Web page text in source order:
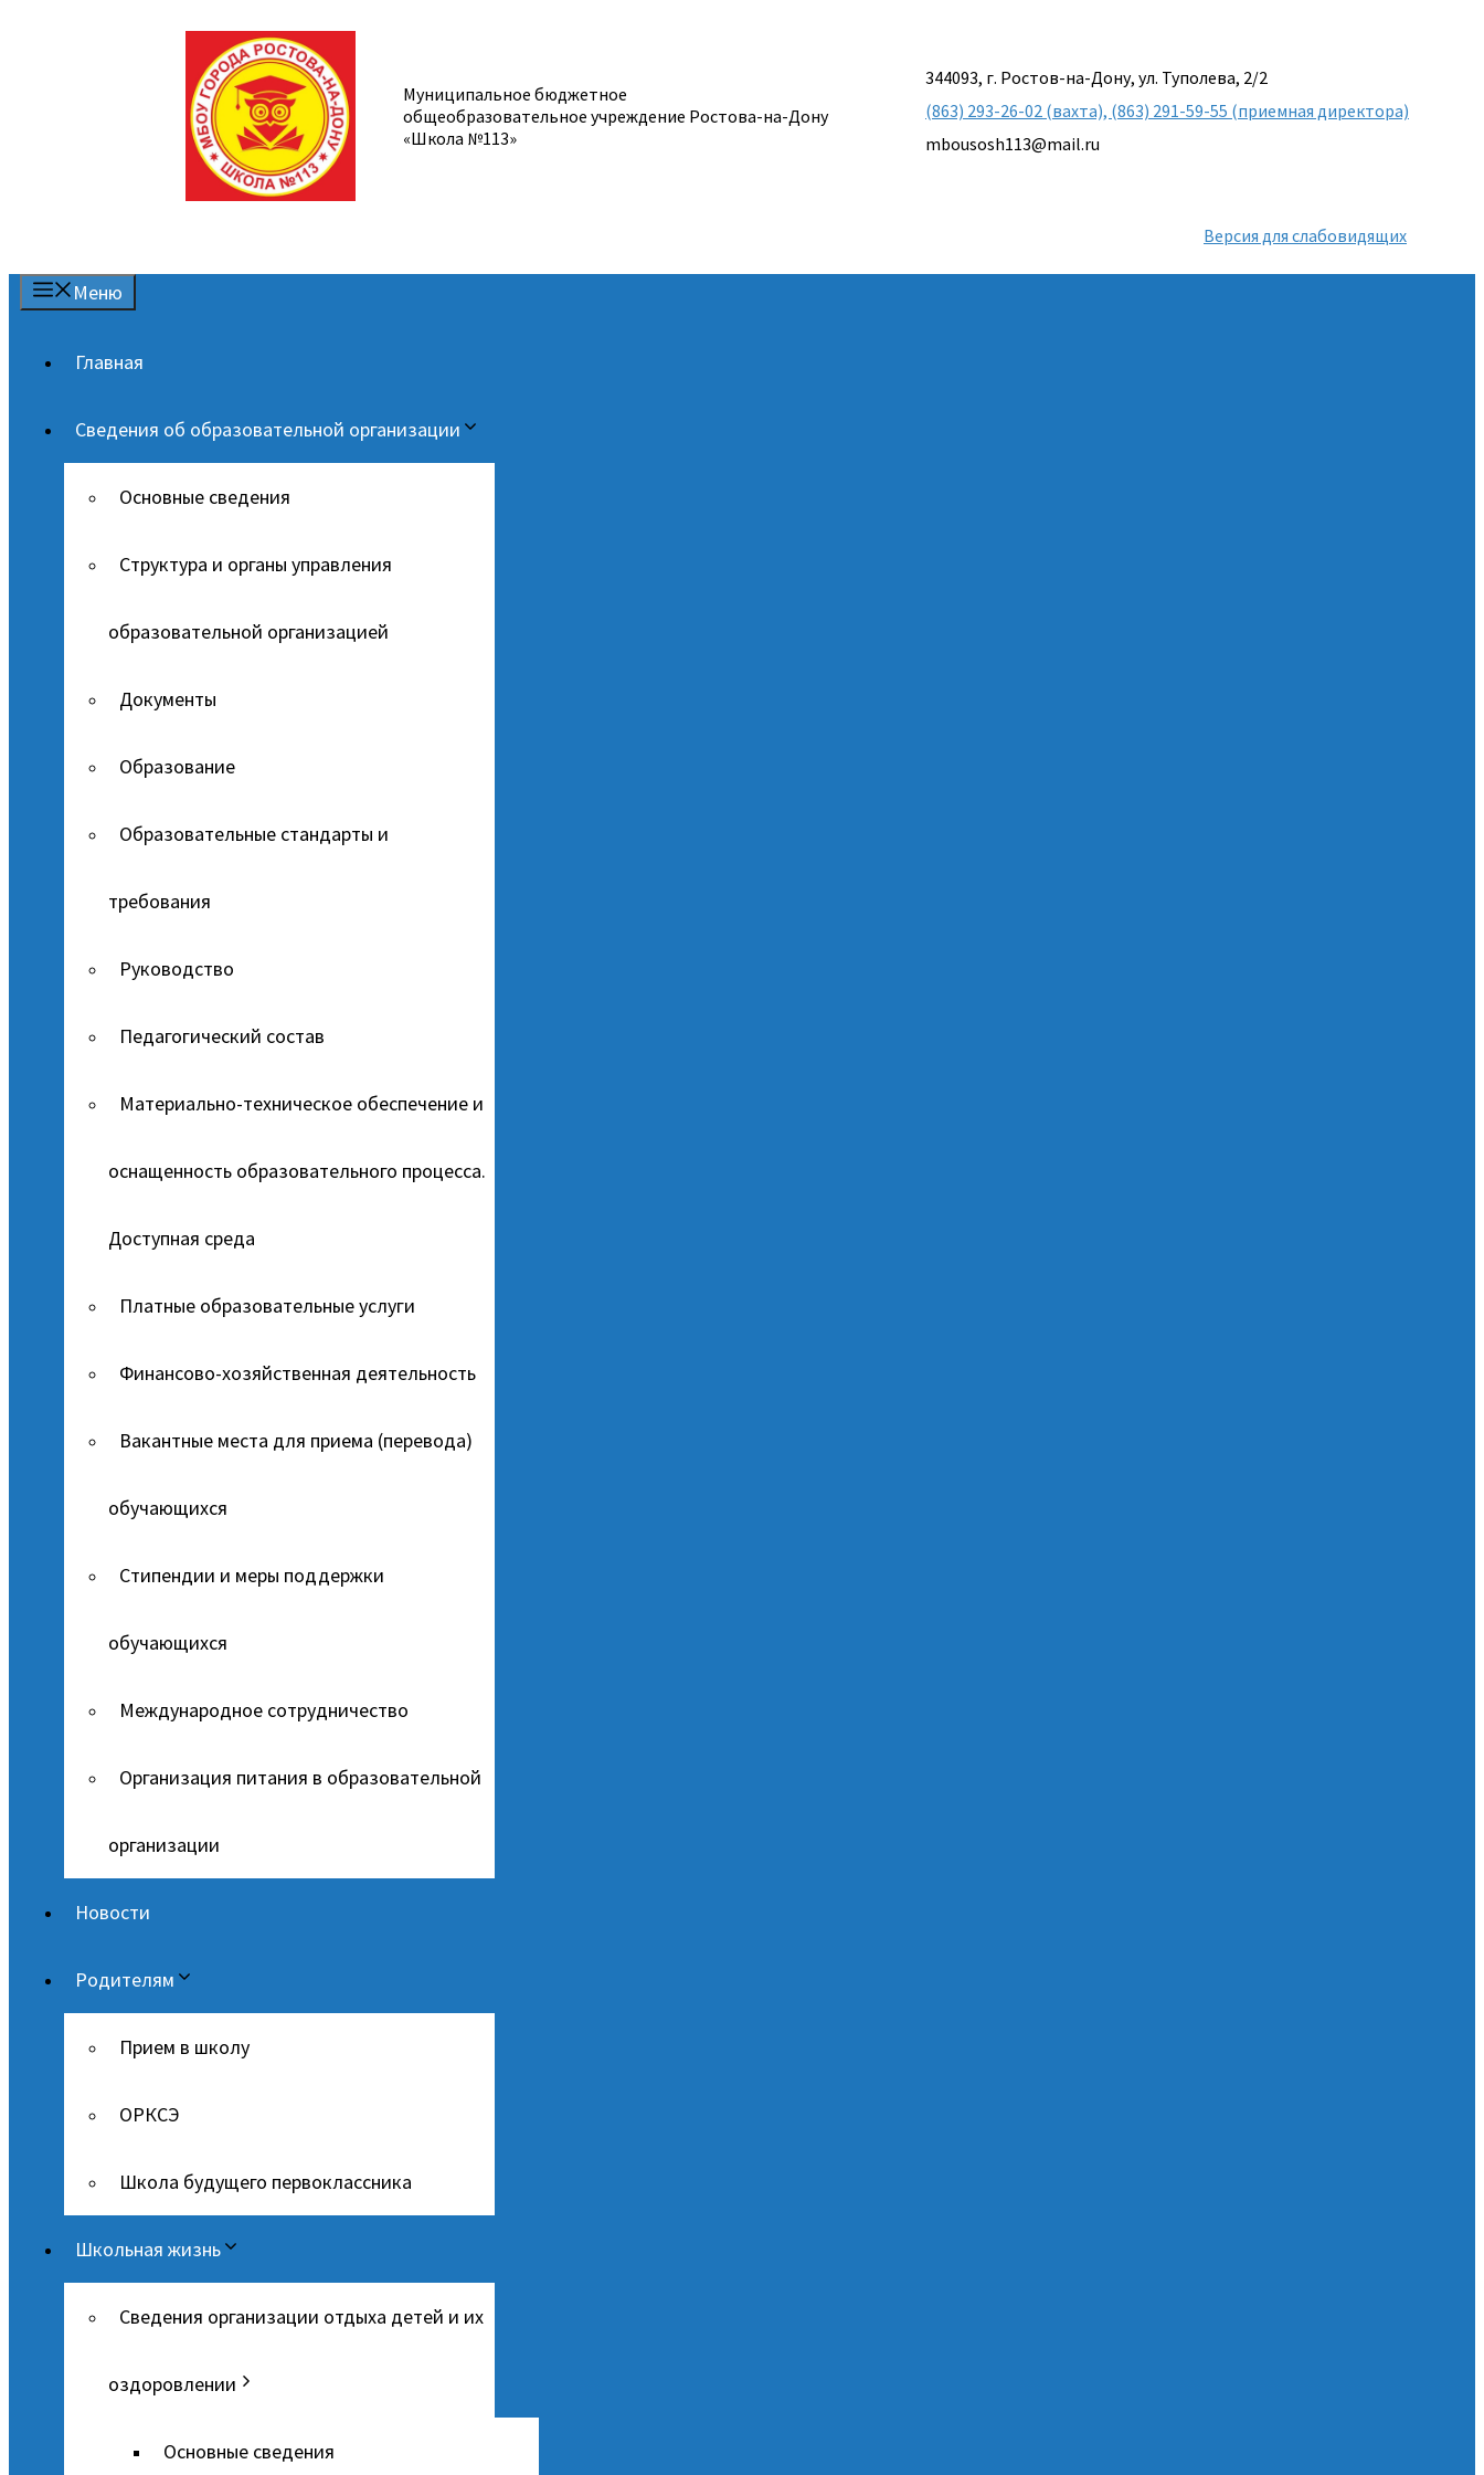
Муниципальное бюджетное
общеобразовательное учреждение Ростова-на-Дону
«Школа №113»
344093, г. Ростов-на-Дону, ул. Туполева, 2/2
(863) 293-26-02 (вахта), (863) 291-59-55 (приемная директора)
mbousosh113@mail.ru
Версия для слабовидящих
Меню
Главная
Сведения об образовательной организации
Основные сведения
Структура и органы управления
образовательной организацией
Документы
Образование
Образовательные стандарты и
требования
Руководство
Педагогический состав
Материально-техническое обеспечение и
оснащенность образовательного процесса.
Доступная среда
Платные образовательные услуги
Финансово-хозяйственная деятельность
Вакантные места для приема (перевода)
обучающихся
Стипендии и меры поддержки
обучающихся
Международное сотрудничество
Организация питания в образовательной
организации
Новости
Родителям
Прием в школу
ОРКСЭ
Школа будущего первоклассника
Школьная жизнь
Сведения организации отдыха детей и их
оздоровлении
Основные сведения